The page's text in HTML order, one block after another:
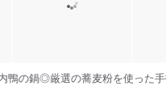
鴨の鍋◎厳選の蕎麦粉を使った